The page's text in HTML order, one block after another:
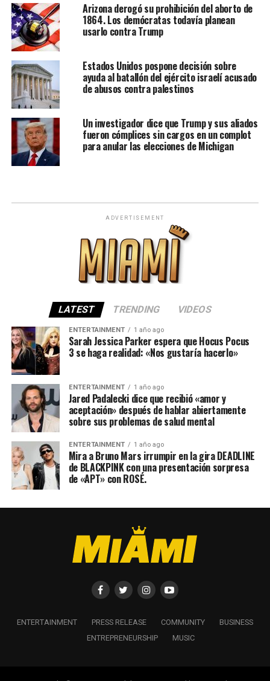
Arizona derogó su prohibición del aborto de
1864. Los demócratas todavía planean
usarlo contra Trump
Estados Unidos pospone decisión sobre
ayuda al batallón del ejército israelí acusado
de abusos contra palestinos
Un investigador dice que Trump y sus aliados
fueron cómplices sin cargos en un complot
para anular las elecciones de Michigan
ADVERTISEMENT
LATEST TRENDING VIDEOS
ENTERTAINMENT 1 año ago
Sarah Jessica Parker espera que Hocus Pocus
3 se haga realidad: «Nos gustaría hacerlo»
ENTERTAINMENT 1 año ago
Jared Padalecki dice que recibió «amor y
aceptación» después de hablar abiertamente
sobre sus problemas de salud mental
ENTERTAINMENT 1 año ago
Mira a Bruno Mars irrumpir en la gira DEADLINE
de BLACKPINK con una presentación sorpresa
de «APT» con ROSÉ.
ENTERTAINMENT PRESS RELEASE COMMUNITY
BUSINESS
ENTREPRENEURSHIP
MUSIC